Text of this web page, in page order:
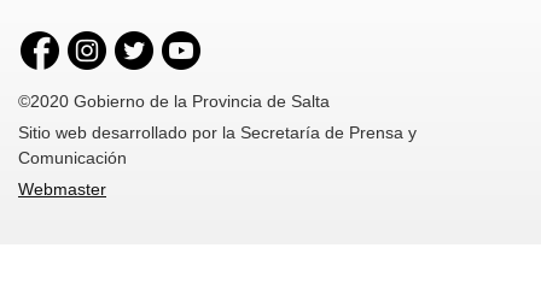
©2020 Gobierno de la Provincia de Salta
Sitio web desarrollado por la Secretaría de Prensa y
Comunicación
Webmaster